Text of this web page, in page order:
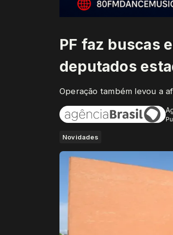
PF faz buscas
deputados
Operação também levou a
Novidades